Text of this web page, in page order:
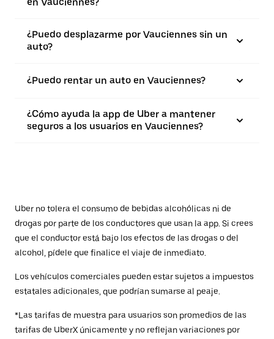
¿Puedo desplazarme por Vauciennes sin un
auto?
¿Puedo rentar un auto en Vauciennes?
¿Cómo ayuda la app de Uber a mantener
seguros a los usuarios en Vauciennes?
Uber no tolera el consumo de bebidas alcohólicas ni de
drogas por parte de los conductores que usan la app. Si crees
que el conductor está bajo los efectos de las drogas o del
alcohol, pídele que finalice el viaje de inmediato.
Los vehículos comerciales pueden estar sujetos a impuestos
estatales adicionales, que podrían sumarse al peaje.
*Las tarifas de muestra para usuarios son promedios de las
tarifas de UberX únicamente y no reflejan variaciones por